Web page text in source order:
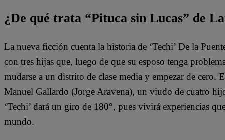
¿De qué trata “Pituca sin Lucas” de
La nueva ficción cuenta la historia de ‘Techi’ De la
con tres hijas que, luego de que su esposo tenga
mudarse a un distrito de clase media y empezar de cero.
Manuel Gallardo (Jorge Aravena), un viudo de cuatro
‘Techi’ dará un giro de 180°, pues vivirá experiencias
mundo.